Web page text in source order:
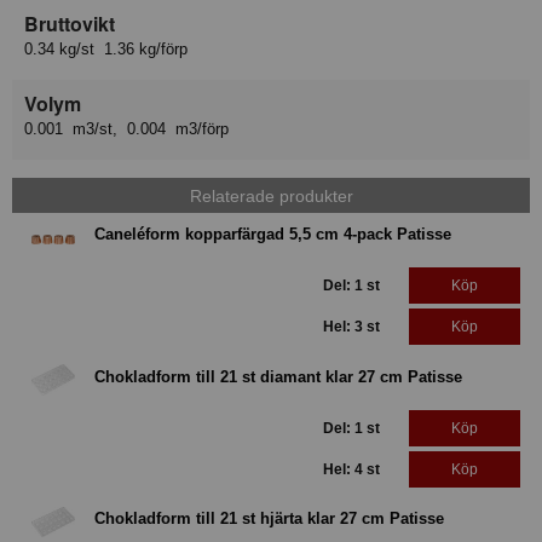
Bruttovikt
0.34 kg/st 1.36 kg/förp
Volym
0.001 m3/st, 0.004 m3/förp
Relaterade produkter
Caneléform kopparfärgad 5,5 cm 4-pack Patisse
Del: 1 st Köp
Hel: 3 st Köp
Chokladform till 21 st diamant klar 27 cm Patisse
Del: 1 st Köp
Hel: 4 st Köp
Chokladform till 21 st hjärta klar 27 cm Patisse